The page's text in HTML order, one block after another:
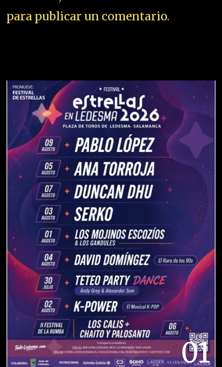
para publicar un comentario.
01